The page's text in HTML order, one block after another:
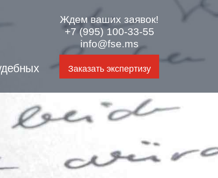
Ждем ваших заявок!
+7 (995) 100-33-55
info@fse.ms
Заказать экспертизу